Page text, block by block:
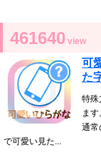
461640 view
可
た
特殊
ま
通常
で可愛い見た...